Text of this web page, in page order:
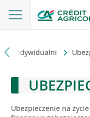
indywidualni
Ubezpieczenie na